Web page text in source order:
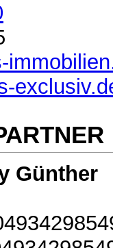
Günther